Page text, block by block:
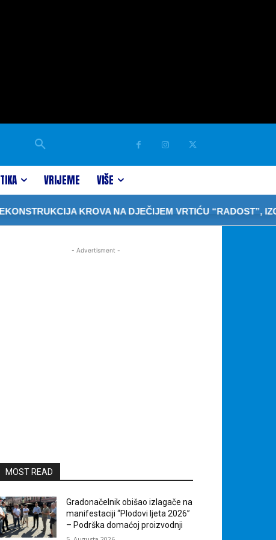
VRIJEME VIŠE
KROVA NA DJEČIJEM VRTIĆU “RADOST”,
- Advertisment -
MOST READ
Gradonačelnik obišao izlagače na
manifestaciji “Plodovi ljeta 2026”
– Podrška domaćoj proizvodnji